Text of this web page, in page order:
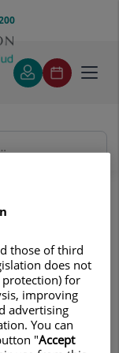
persones
més de 40
fins a
those of third
does not
protection) for
improving
advertising
You can
"Accept